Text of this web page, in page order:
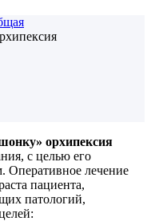
орхипексия
с целью его
Оперативное лечение
пациента,
патологий,